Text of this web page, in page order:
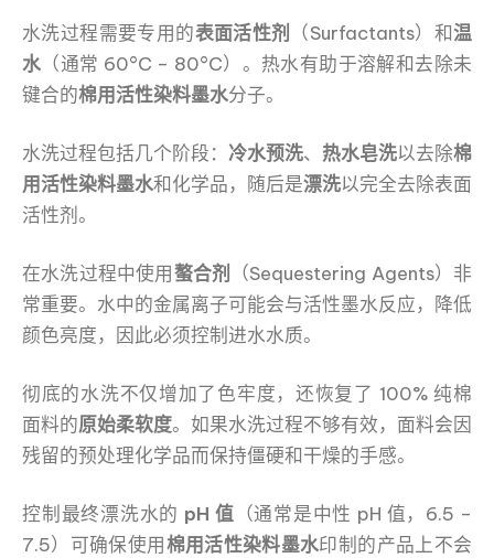
水洗过程需要专用的表面活性剂 （Surfactants）和温
水 （通常 60°C – 80°C）。热水有助于溶解和去除未
键合的棉用活性染料墨水分子。
水洗过程包括几个阶段： 冷水预洗、 热水皂洗以去除棉
用活性染料墨水和化学品，随后是漂洗以完全去除表面
活性剂。
在水洗过程中使用螯合剂
（Sequestering Agents）非
常重要。水中的金属离子可能会与活性墨水反应，降低
颜色亮度，因此必须控制进水水质。
彻底的水洗不仅增加了色牢度，还恢复了 100% 纯棉
面料的原始柔软度。如果水洗过程不够有效，面料会因
残留的预处理化学品而保持僵硬和干燥的手感。
控制最终漂洗水的 pH 值 （通常是中性 pH 值，6.5 –
7.5）可确保使用棉用活性染料墨水印制的产品上不会